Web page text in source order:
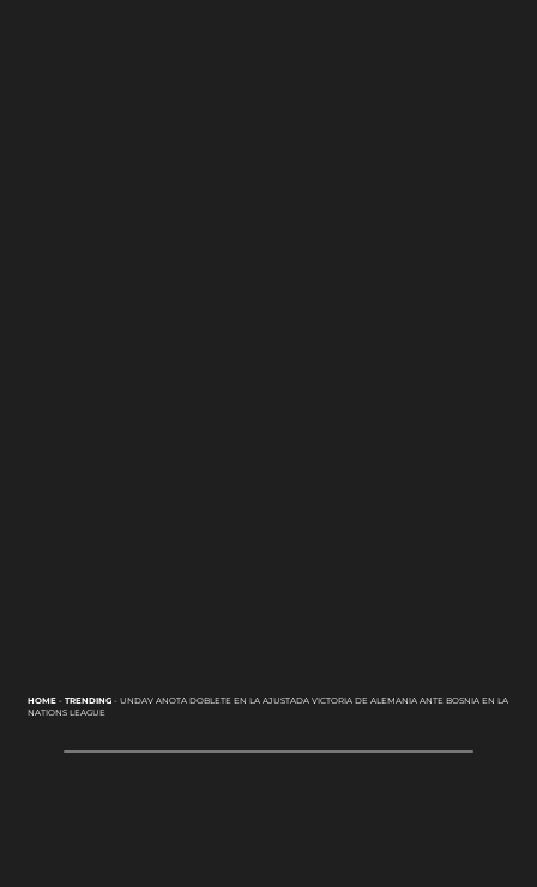
HOME- TRENDING- UNDAV ANOTA DOBLETE EN LA AJUSTADA VICTORIA DE ALEMANIA ANTE BOSNIA EN LA
NATIONS LEAGUE